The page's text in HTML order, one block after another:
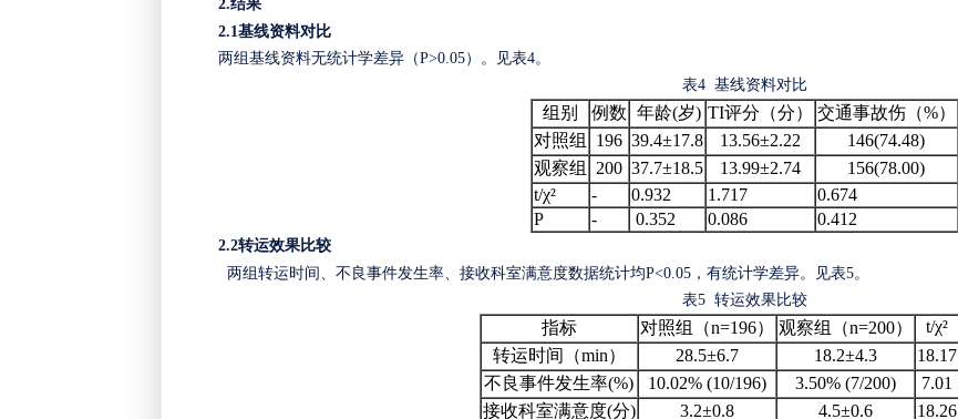
2.结果
2.1基线资料对比
两组基线资料无统计学差异（P>0.05） 。见表4。
表4 基线资料对比
组别 例数 年龄(岁) TI评分 （分） 交通事故伤（%）
对照组
196 39.4±17.8 13.56±2.22 146(74.48)
观察组
200 37.7±18.5 13.99±2.74 156(78.00)
t/χ² - 0.932 1.717
0.674
P
- 0.352 0.086 0.412
2.2转运效果比较
两组转运时间、 不良事件发生率 接收科室满意度数据统计均P<0.05 ，有统计学差异。见表5。
表5 转运效果比较
指标 对照组 （n=196） 观察组 （n=200） t/χ²
转运时间（min） 28.5±6.7 18.2±4.3 18.17
不良事件发生率(%) 10.02% (10/196) 3.50% (7/200) 7.01
接收科室满意度(分) 3.2±0.8 4.5±0.6 18.26